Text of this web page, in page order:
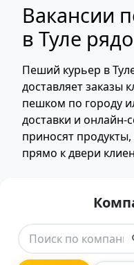
Вакансии
в Туле
Пеший курьер в
доставляет заказы
пешком по городу
доставки и онлайн-
приносят
прямо к двери